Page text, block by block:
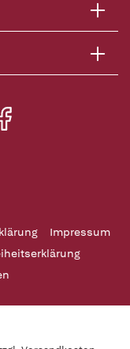
Impressum